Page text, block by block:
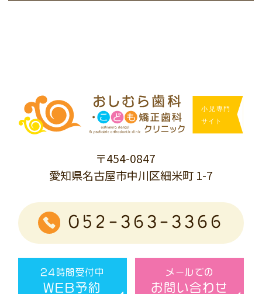
〒454-0847
愛知県名古屋市中川区細米町 1-7
052-363-3366
24時間受付中
WEB予約
メールでの
お問い合わせ